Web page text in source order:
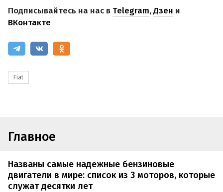
Подписывайтесь на нас в Telegram,Дзен и
ВКонтакте
Fiat
Главное
Названы самые надежные бензиновые
двигатели в мире: список из 3 моторов, которые
служат десятки лет